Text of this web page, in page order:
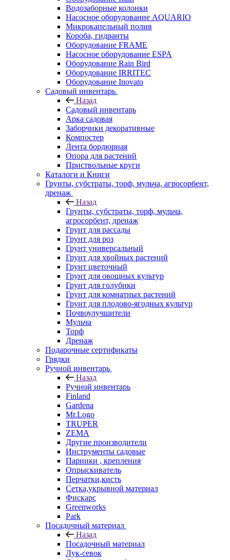
Водозаборные колонки
Насосное оборудование AQUARIO
Микрокапельный полив
Короба, гидранты
Оборудование FRAME
Насосное оборудование ESPA
Оборудование Rain Bird
Оборудование IRRITEC
Оборудование Inovato
Садовый инвентарь
Назад
Садовый инвентарь
Арка садовая
Заборчики декоративные
Компостер
Лента бордюрная
Опора для растений
Приствольные круги
Каталоги и Книги
Грунты, субстраты, торф, мульча, агросорбент,
дренаж
Назад
Грунты, субстраты, торф, мульча,
агросорбент, дренаж
Грунт для рассады
Грунт для роз
Грунт универсальный
Грунт для хвойных растений
Грунт цветочный
Грунт для овощных культур
Грунт для голубики
Грунт для комнатных растений
Грунт для плодово-ягодных культур
Почвоулучшители
Мульча
Торф
Дренаж
Подарочные сертификаты
Грядки
Ручной инвентарь
Назад
Ручной инвентарь
Finland
Gardena
Mr.Logo
TRUPER
ZEMA
Другие производители
Инструменты садовые
Парники , крепления
Опрыскиватель
Перчатки,кисть
Сетка,укрывной материал
Фискарс
Greenworks
Park
Посадочный материал
Назад
Посадочный материал
Лук-севок